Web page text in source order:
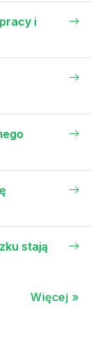
i
stają
Więcej »